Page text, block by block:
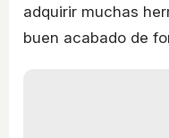
adquirir muchas
buen acabado de